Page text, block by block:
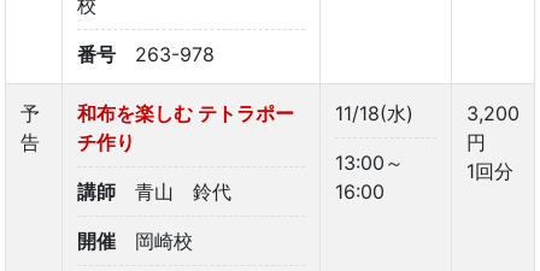
番号 263-978
予
告
和布を楽しむ テトラポー
チ作り
講師 青山 鈴代
開催 岡崎校
11/18(水)
13:00～
16:00
3,200
円
1回分